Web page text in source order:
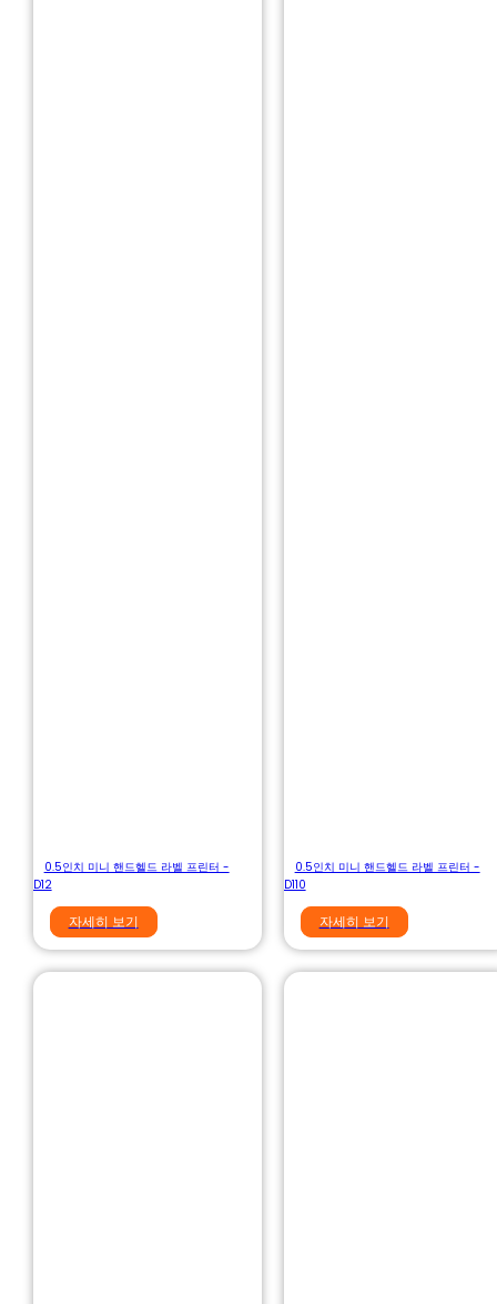
0.5인치 미니 핸드헬드 라벨 프린터 -
D12
자세히 보기
0.5인치 미니 핸드헬드 라벨 프린터 -
D110
자세히 보기